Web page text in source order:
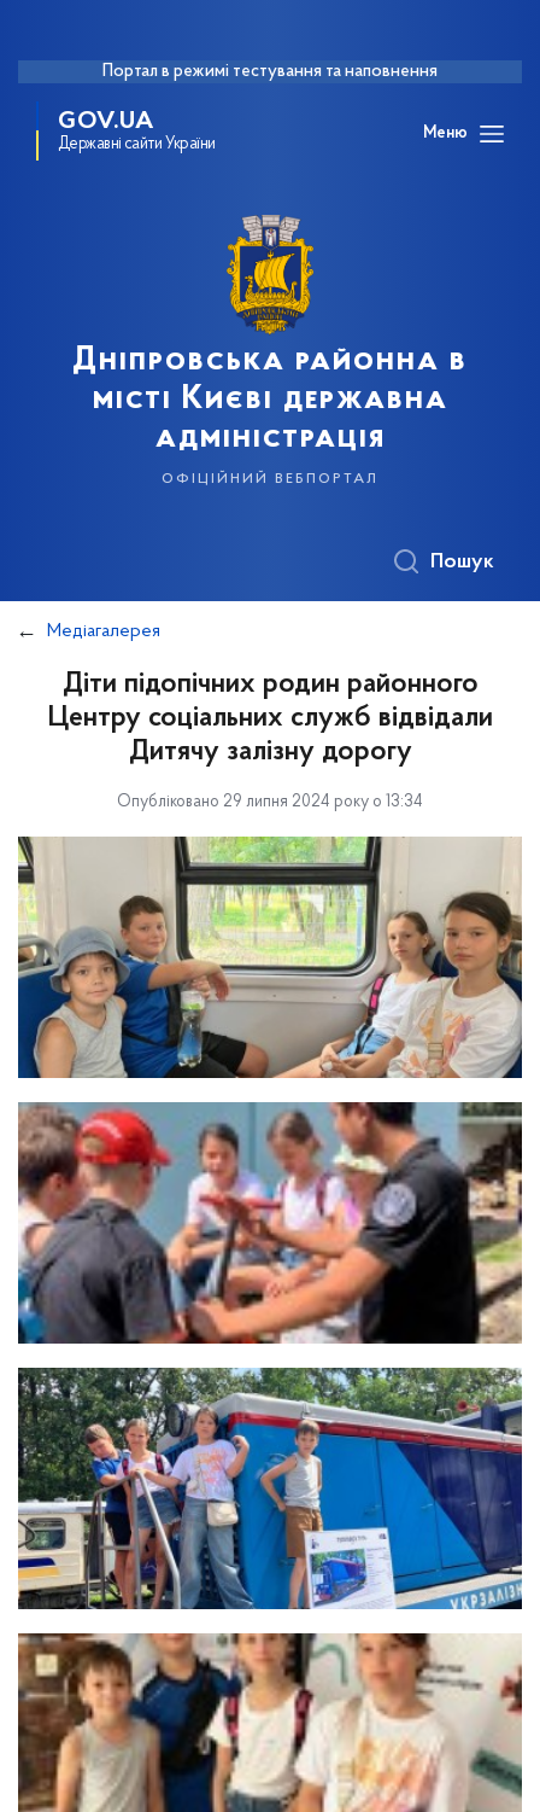
Портал в режимі тестування та наповнення
GOV.UA
Державні сайти України
Меню
Дніпровська районна в
місті Києві державна
адміністрація
офіційний вебпортал
Пошук
Медіагалерея
Діти підопічних родин районного
Центру соціальних служб відвідали
Дитячу залізну дорогу
Опубліковано 29 липня 2024 року о 13:34